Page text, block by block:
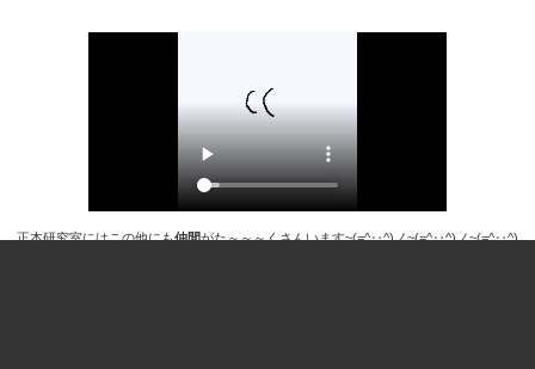
正本研究室にはこの他にも仲間がた～～～くさんいます~(=^‥^)ノ~(=^‥^)ノ~(=^‥^)